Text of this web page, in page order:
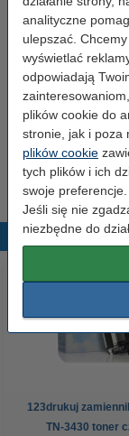
analityczne
ulepszać.
wyświetlać
odpowiadają
plików cookie do
stronie, jak i poza
plików cookie
tych plików i ich
swoje preferencje.
Jeśli się nie
niezbędne do
Kolor:
Typ:
Numer:
Porada
Radzimy Państwu
bębna Brother.
123drukuj
TN-3430 toner